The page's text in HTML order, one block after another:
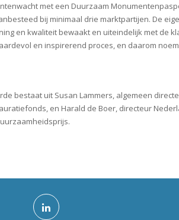
met een Duurzaam
bij minimaal drie marktpartijen. De
en kwaliteit bewaakt en uiteindelijk met de
en inspirerend proces, en daarom
bestaat uit Susan Lammers, algemeen
en Harald de Boer, directeur